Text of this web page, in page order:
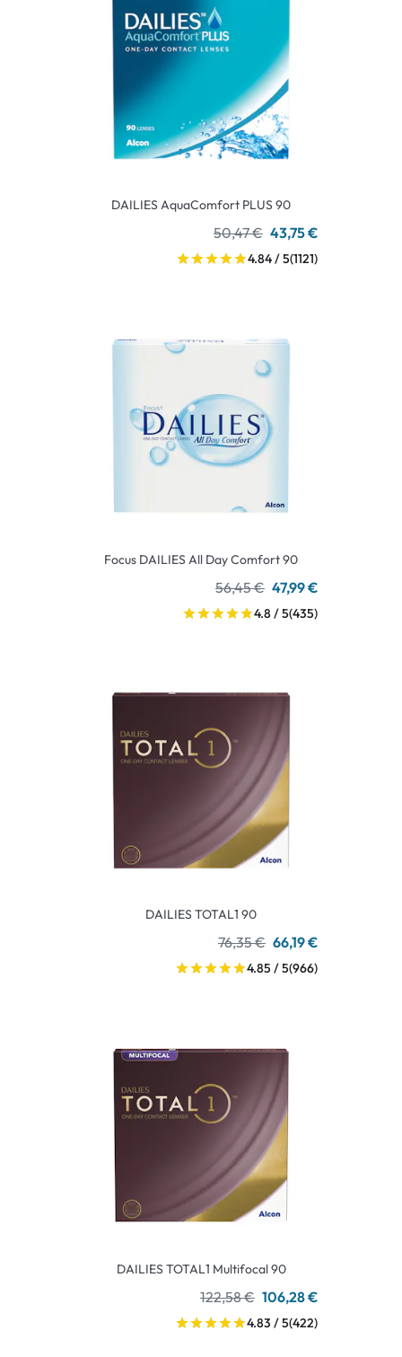
DAILIES AquaComfort PLUS 90
50,47 € 43,75 €
4.84 / 5(1121)
Focus DAILIES All Day Comfort 90
56,45 € 47,99 €
4.8 / 5(435)
DAILIES TOTAL1 90
76,35 € 66,19 €
4.85 / 5(966)
DAILIES TOTAL1 Multifocal 90
122,58 € 106,28 €
4.83 / 5(422)